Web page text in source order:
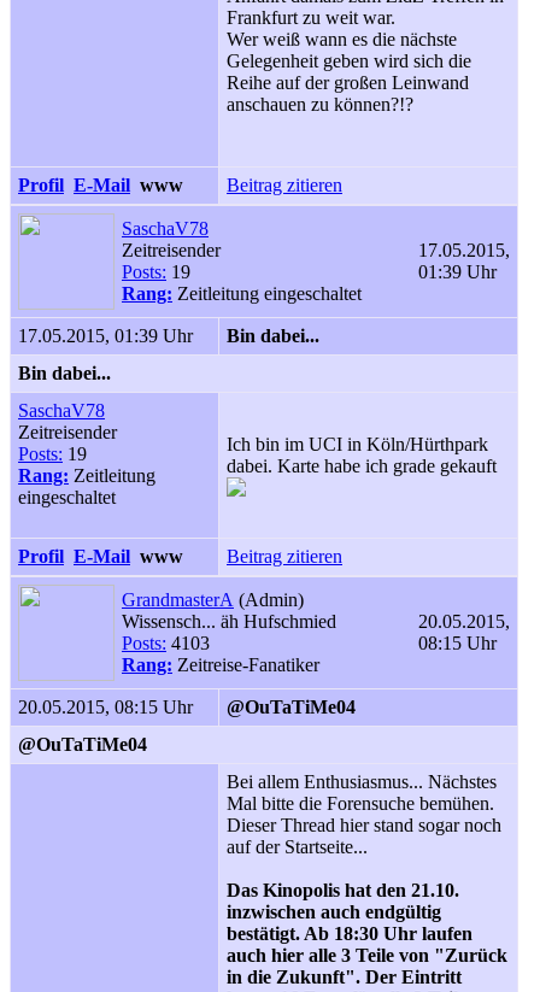
Frankfurt zu weit war.
Wer weiß wann es die nächste
Gelegenheit geben wird sich die
Reihe auf der großen Leinwand
anschauen zu können?!?
Profil E-Mail www Beitrag zitieren
SaschaV78
Zeitreisender
Posts: 19
Rang: Zeitleitung eingeschaltet
17.05.2015,
01:39 Uhr
17.05.2015, 01:39 Uhr
Bin dabei...
Bin dabei...
SaschaV78
Zeitreisender
Posts: 19
Rang: Zeitleitung
eingeschaltet
Ich bin im UCI in Köln/Hürthpark
dabei. Karte habe ich grade gekauft
Profil E-Mail www Beitrag zitieren
GrandmasterA (Admin)
Wissensch... äh Hufschmied
Posts: 4103
Rang: Zeitreise-Fanatiker
20.05.2015,
08:15 Uhr
20.05.2015, 08:15 Uhr
@OuTaTiMe04
@OuTaTiMe04
Bei allem Enthusiasmus... Nächstes
Mal bitte die Forensuche bemühen.
Dieser Thread hier stand sogar noch
auf der Startseite...
Das Kinopolis hat den 21.10.
inzwischen auch endgültig
bestätigt. Ab 18:30 Uhr laufen
auch hier alle 3 Teile von "Zurück
in die Zukunft". Der Eintritt